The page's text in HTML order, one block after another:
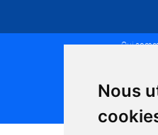
Nous
Qui
Plan
FAQ